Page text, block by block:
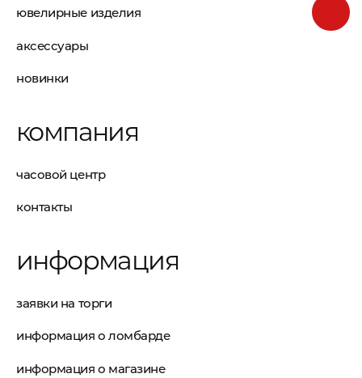
ювелирные изделия
аксессуары
новинки
компания
часовой центр
контакты
информация
заявки на торги
информация о ломбарде
информация о магазине